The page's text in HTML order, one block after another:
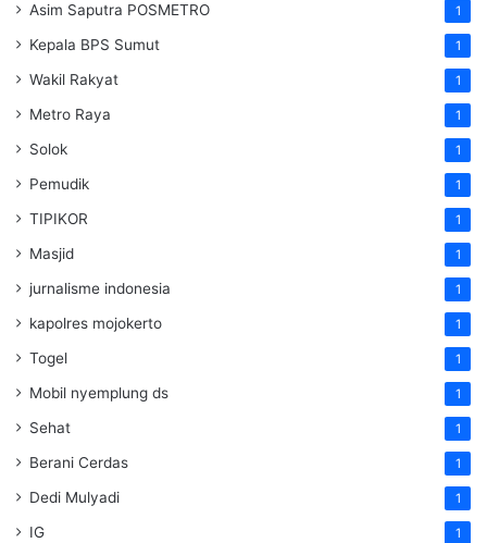
Asim Saputra POSMETRO 1
Kepala BPS Sumut 1
Wakil Rakyat 1
Metro Raya 1
Solok 1
Pemudik 1
TIPIKOR 1
Masjid 1
jurnalisme indonesia 1
kapolres mojokerto 1
Togel 1
Mobil nyemplung ds 1
Sehat 1
Berani Cerdas 1
Dedi Mulyadi 1
IG 1